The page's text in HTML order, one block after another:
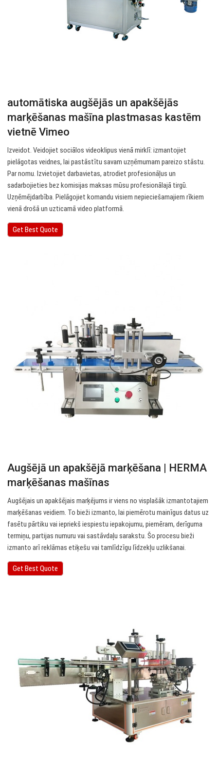
automātiska augšējās un apakšējās
marķēšanas mašīna plastmasas kastēm
vietnē Vimeo
Izveidot. Veidojiet sociālos videoklipus vienā mirklī: izmantojiet
pielāgotas veidnes, lai pastāstītu savam uzņēmumam pareizo stāstu.
Par nomu. Izvietojiet darbavietas, atrodiet profesionāļus un
sadarbojieties bez komisijas maksas mūsu profesionālajā tirgū.
Uzņēmējdarbība. Pielāgojiet komandu visiem nepieciešamajiem rīkiem
vienā drošā un uzticamā video platformā.
Get Best Quote
Augšējā un apakšējā marķēšana | HERMA
marķēšanas mašīnas
Augšējais un apakšējais marķējums ir viens no visplašāk izmantotajiem
marķēšanas veidiem. To bieži izmanto, lai piemērotu mainīgus datus uz
fasētu pārtiku vai iepriekš iespiestu iepakojumu, piemēram, derīguma
termiņu, partijas numuru vai sastāvdaļu sarakstu. Šo procesu bieži
izmanto arī reklāmas etiķešu vai tamlīdzīgu līdzekļu uzlikšanai.
Get Best Quote